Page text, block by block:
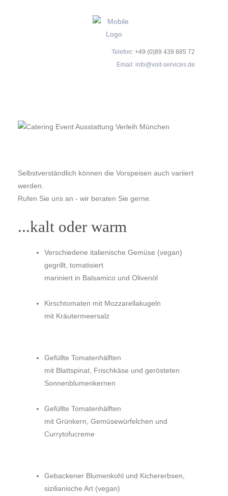
Telefon: +49 (0)89 439 885 72
Email: info@voit-services.de
Selbstverständlich können die Vorspeisen auch variiert
werden.
Rufen Sie uns an - wir beraten Sie gerne.
...kalt oder warm
Verschiedene italienische Gemüse (vegan)
gegrillt, tomatisiert
mariniert in Balsamico und Olivenöl
Kirschtomaten mit Mozzarellakugeln
mit Kräutermeersalz
Gefüllte Tomatenhälften
mit Blattspinat, Frischkäse und gerösteten
Sonnenblumenkernen
Gefüllte Tomatenhälften
mit Grünkern, Gemüsewürfelchen und
Currytofucreme
Gebackener Blumenkohl und Kichererbsen,
sizilianische Art (vegan)